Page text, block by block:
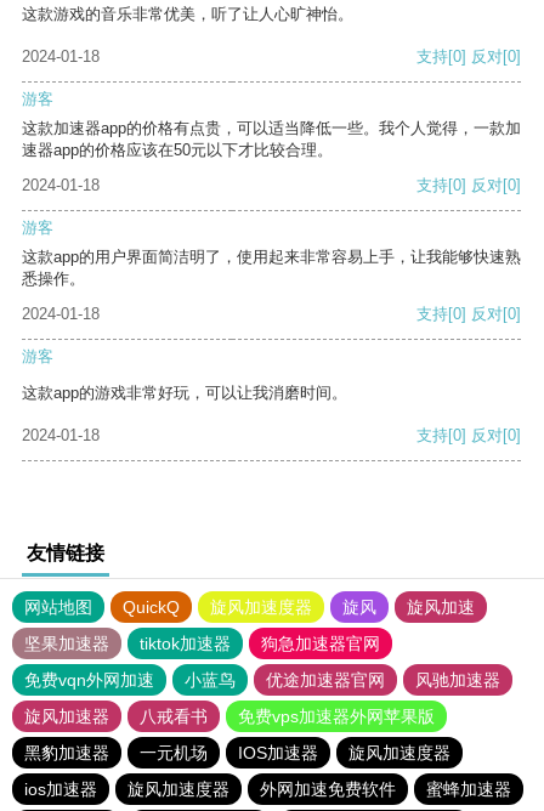
这款游戏的音乐非常优美，听了让人心旷神怡。
2024-01-18 支持[0] 反对[0]
游客
这款加速器app的价格有点贵，可以适当降低一些。我个人觉得，一款加
速器app的价格应该在50元以下才比较合理。
2024-01-18
支持[0] 反对[0]
游客
这款app的用户界面简洁明了，使用起来非常容易上手，让我能够快速熟
悉操作。
2024-01-18
支持[0] 反对[0]
游客
这款app的游戏非常好玩，可以让我消磨时间。
2024-01-18 支持[0] 反对[0]
友情链接
网站地图 QuickQ 旋风加速度器 旋风
旋风加速
坚果加速器
tiktok加速器
狗急加速器官网
免费vqn外网加速
小蓝鸟 优途加速器官网
风驰加速器
旋风加速器
八戒看书
免费vps加速器外网苹果版
黑豹加速器
一元机场 IOS加速器
旋风加速度器
ios加速器
旋风加速度器 外网加速免费软件 蜜蜂加速器